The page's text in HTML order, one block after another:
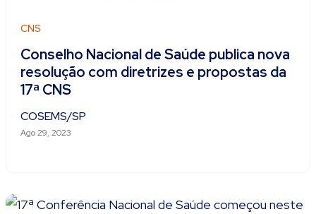
CNS
Conselho Nacional de Saúde publica nova
resolução com diretrizes e propostas da
17ª CNS
COSEMS/SP
Ago 29, 2023